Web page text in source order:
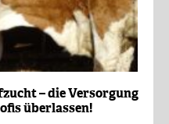
– die Versorgung
überlassen!